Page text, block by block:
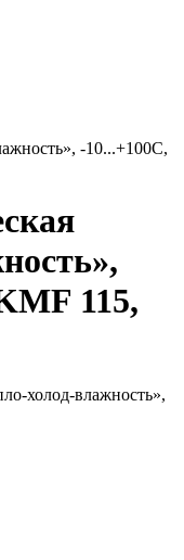
-10...+100С,
115,